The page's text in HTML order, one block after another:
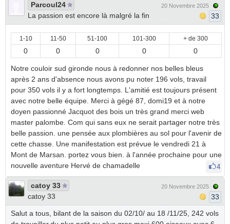
Parcoul24
La passion est encore là malgré la fin
20 Novembre 2025
33
1-10 11-50 51-100 101-300 + de 300
0 0 0 0 0
Notre couloir sud gironde nous à redonner nos belles bleus
après 2 ans d'absence nous avons pu noter 196 vols, travail
pour 350 vols il y a fort longtemps. L'amitié est toujours présent
avec notre belle équipe. Merci à gégé 87, domi19 et à notre
doyen passionné Jacquot des bois un très grand merci web
master palombe. Com qui sans eux ne serait partager notre très
belle passion. une pensée aux plombières au sol pour l'avenir de
cette chasse. Une manifestation est prévue le vendredi 21 à
Mont de Marsan. portez vous bien. à l'année prochaine pour une
nouvelle aventure Hervé de chamadelle
4
catoy 33
catoy 33
20 Novembre 2025
33
Salut a tous, bilant de la saison du 02/10/ au 18 /11/25, 242 vols